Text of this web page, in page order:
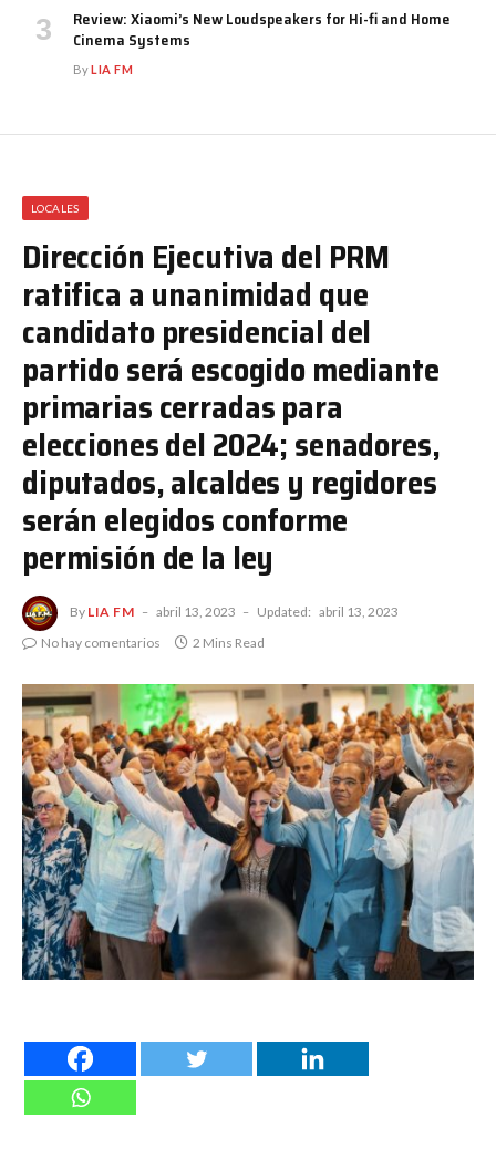
Review: Xiaomi’s New Loudspeakers for Hi-fi and Home
Cinema Systems
ByLIA FM
LOCALES
Dirección Ejecutiva del PRM
ratifica a unanimidad que
candidato presidencial del
partido será escogido mediante
primarias cerradas para
elecciones del 2024; senadores,
diputados, alcaldes y regidores
serán elegidos conforme
permisión de la ley
By LIA FM abril 13, 2023 Updated: abril 13, 2023
No hay comentarios
2 Mins Read